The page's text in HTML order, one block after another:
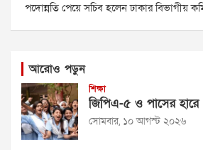
পদোন্নতি পেয়ে সচিব হলেন ঢাকার বিভাগীয়
আরোও পড়ুন
শিক্ষা
জিপিএ-৫ ও পাসের হারে
সোমবার, ১০ আগস্ট ২০২৬